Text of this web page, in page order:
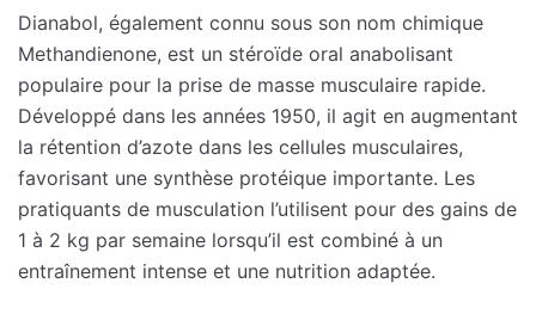
Dianabol, également connu sous son nom chimique
Methandienone, est un stéroïde oral anabolisant
populaire pour la prise de masse musculaire rapide.
Développé dans les années 1950, il agit en augmentant
la rétention d’azote dans les cellules musculaires,
favorisant une synthèse protéique importante. Les
pratiquants de musculation l’utilisent pour des gains de
1 à 2 kg par semaine lorsqu’il est combiné à un
entraînement intense et une nutrition adaptée.